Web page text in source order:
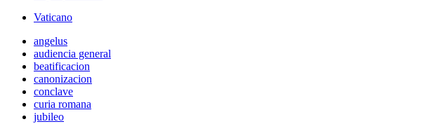
Vaticano
angelus
audiencia general
beatificacion
canonizacion
conclave
curia romana
jubileo